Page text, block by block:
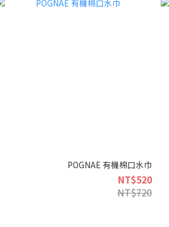
POGNAE 有機棉口水巾
NT$520
NT$720